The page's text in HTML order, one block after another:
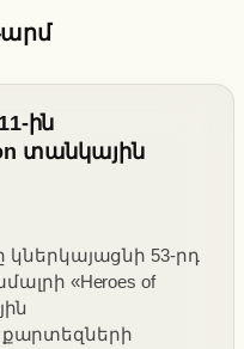
ին
տանկային
կներկայացնի 53-րդ
«Heroes of
քարտեզների